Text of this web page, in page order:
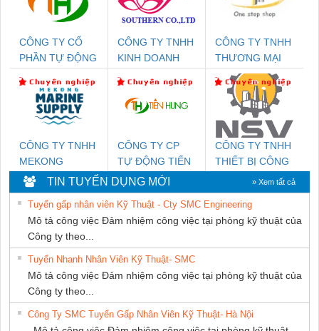
CÔNG TY CỔ
PHẦN TỰ ĐỘNG
CÔNG TY TNHH
KINH DOANH
PHƯƠNG NAM
CÔNG TY TNHH
THƯƠNG MẠI
THIÊN ÂN VIỆT
NAM
CÔNG TY TNHH
MEKONG
MARINE SUPPLY
CÔNG TY CP
TỰ ĐỘNG TIẾN
HƯNG
CÔNG TY TNHH
THIẾT BỊ CÔNG
NGHIỆP NIHON
SETSUBI VIỆT
NAM
TIN TUYỂN DỤNG MỚI » Xem tất cả
Tuyển gấp nhân viên Kỹ Thuật - Cty SMC Engineering
Mô tả công việc Đảm nhiệm công việc tại phòng kỹ thuật của
Công ty theo...
Tuyển Nhanh Nhân Viên Kỹ Thuật- SMC
Mô tả công việc Đảm nhiệm công việc tại phòng kỹ thuật của
Công ty theo...
Công Ty SMC Tuyển Gấp Nhân Viên Kỹ Thuật- Hà Nội